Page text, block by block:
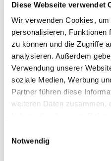
Diese Webseite verwendet
Wir verwenden Cookies,
personalisieren, Funktionen
zu können und die Zugriffe
analysieren. Außerdem
Verwendung unserer
soziale Medien, Werbung
Partner führen diese
weiteren Daten zusammen,
Notwendig
Charlotte von